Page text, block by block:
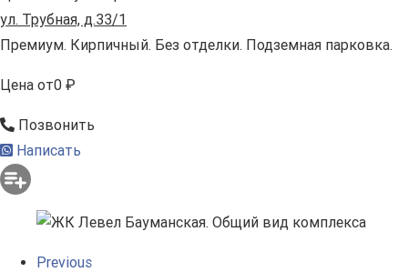
ул. Трубная, д.33/1
Премиум. Кирпичный. Без отделки. Подземная парковка.
Цена от0 ₽
Позвонить
Написать
Previous